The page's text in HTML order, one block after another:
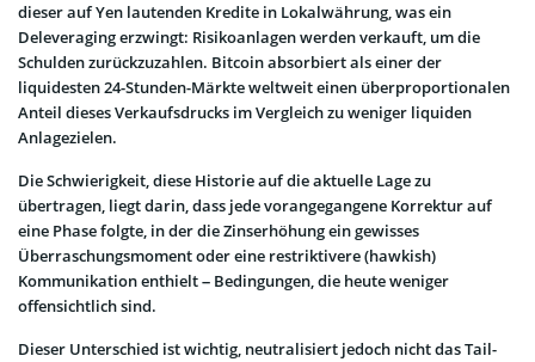
dieser auf Yen lautenden Kredite in Lokalwährung, was ein
Deleveraging erzwingt: Risikoanlagen werden verkauft, um die
Schulden zurückzuzahlen. Bitcoin absorbiert als einer der
liquidesten 24-Stunden-Märkte weltweit einen überproportionalen
Anteil dieses Verkaufsdrucks im Vergleich zu weniger liquiden
Anlagezielen.
Die Schwierigkeit, diese Historie auf die aktuelle Lage zu
übertragen, liegt darin, dass jede vorangegangene Korrektur auf
eine Phase folgte, in der die Zinserhöhung ein gewisses
Überraschungsmoment oder eine restriktivere (hawkish)
Kommunikation enthielt – Bedingungen, die heute weniger
offensichtlich sind.
Dieser Unterschied ist wichtig, neutralisiert jedoch nicht das Tail-